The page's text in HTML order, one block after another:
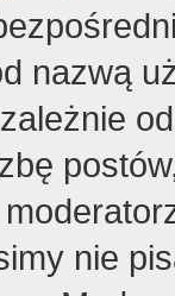
nazwą
nie